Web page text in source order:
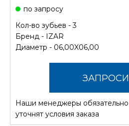
по запросу
Кол-во зубьев - 3
Бренд - IZAR
Диаметр - 06,00X06,00
Наши менеджеры обязательно
уточнят условия заказа